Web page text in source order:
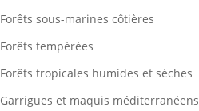
Forêts sous-marines côtières
Forêts tempérées
Forêts tropicales humides et sèches
Garrigues et maquis méditerranéens